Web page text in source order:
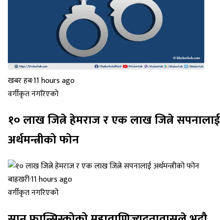
खबर हब·11 hours ago
वर्गीकृत नगरिएको
१० लाख जित्ने हेमराज र एक लाख जित्ने सपनालाई
अर्थमन्त्रीको फोन
बाह्रखरी·11 hours ago
वर्गीकृत नगरिएको